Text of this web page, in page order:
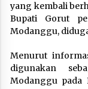
yang kembali
Bupati Gorut
Modanggu,
Menurut
digunakan
Modanggu pada